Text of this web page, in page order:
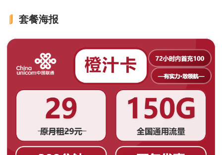
套餐海报